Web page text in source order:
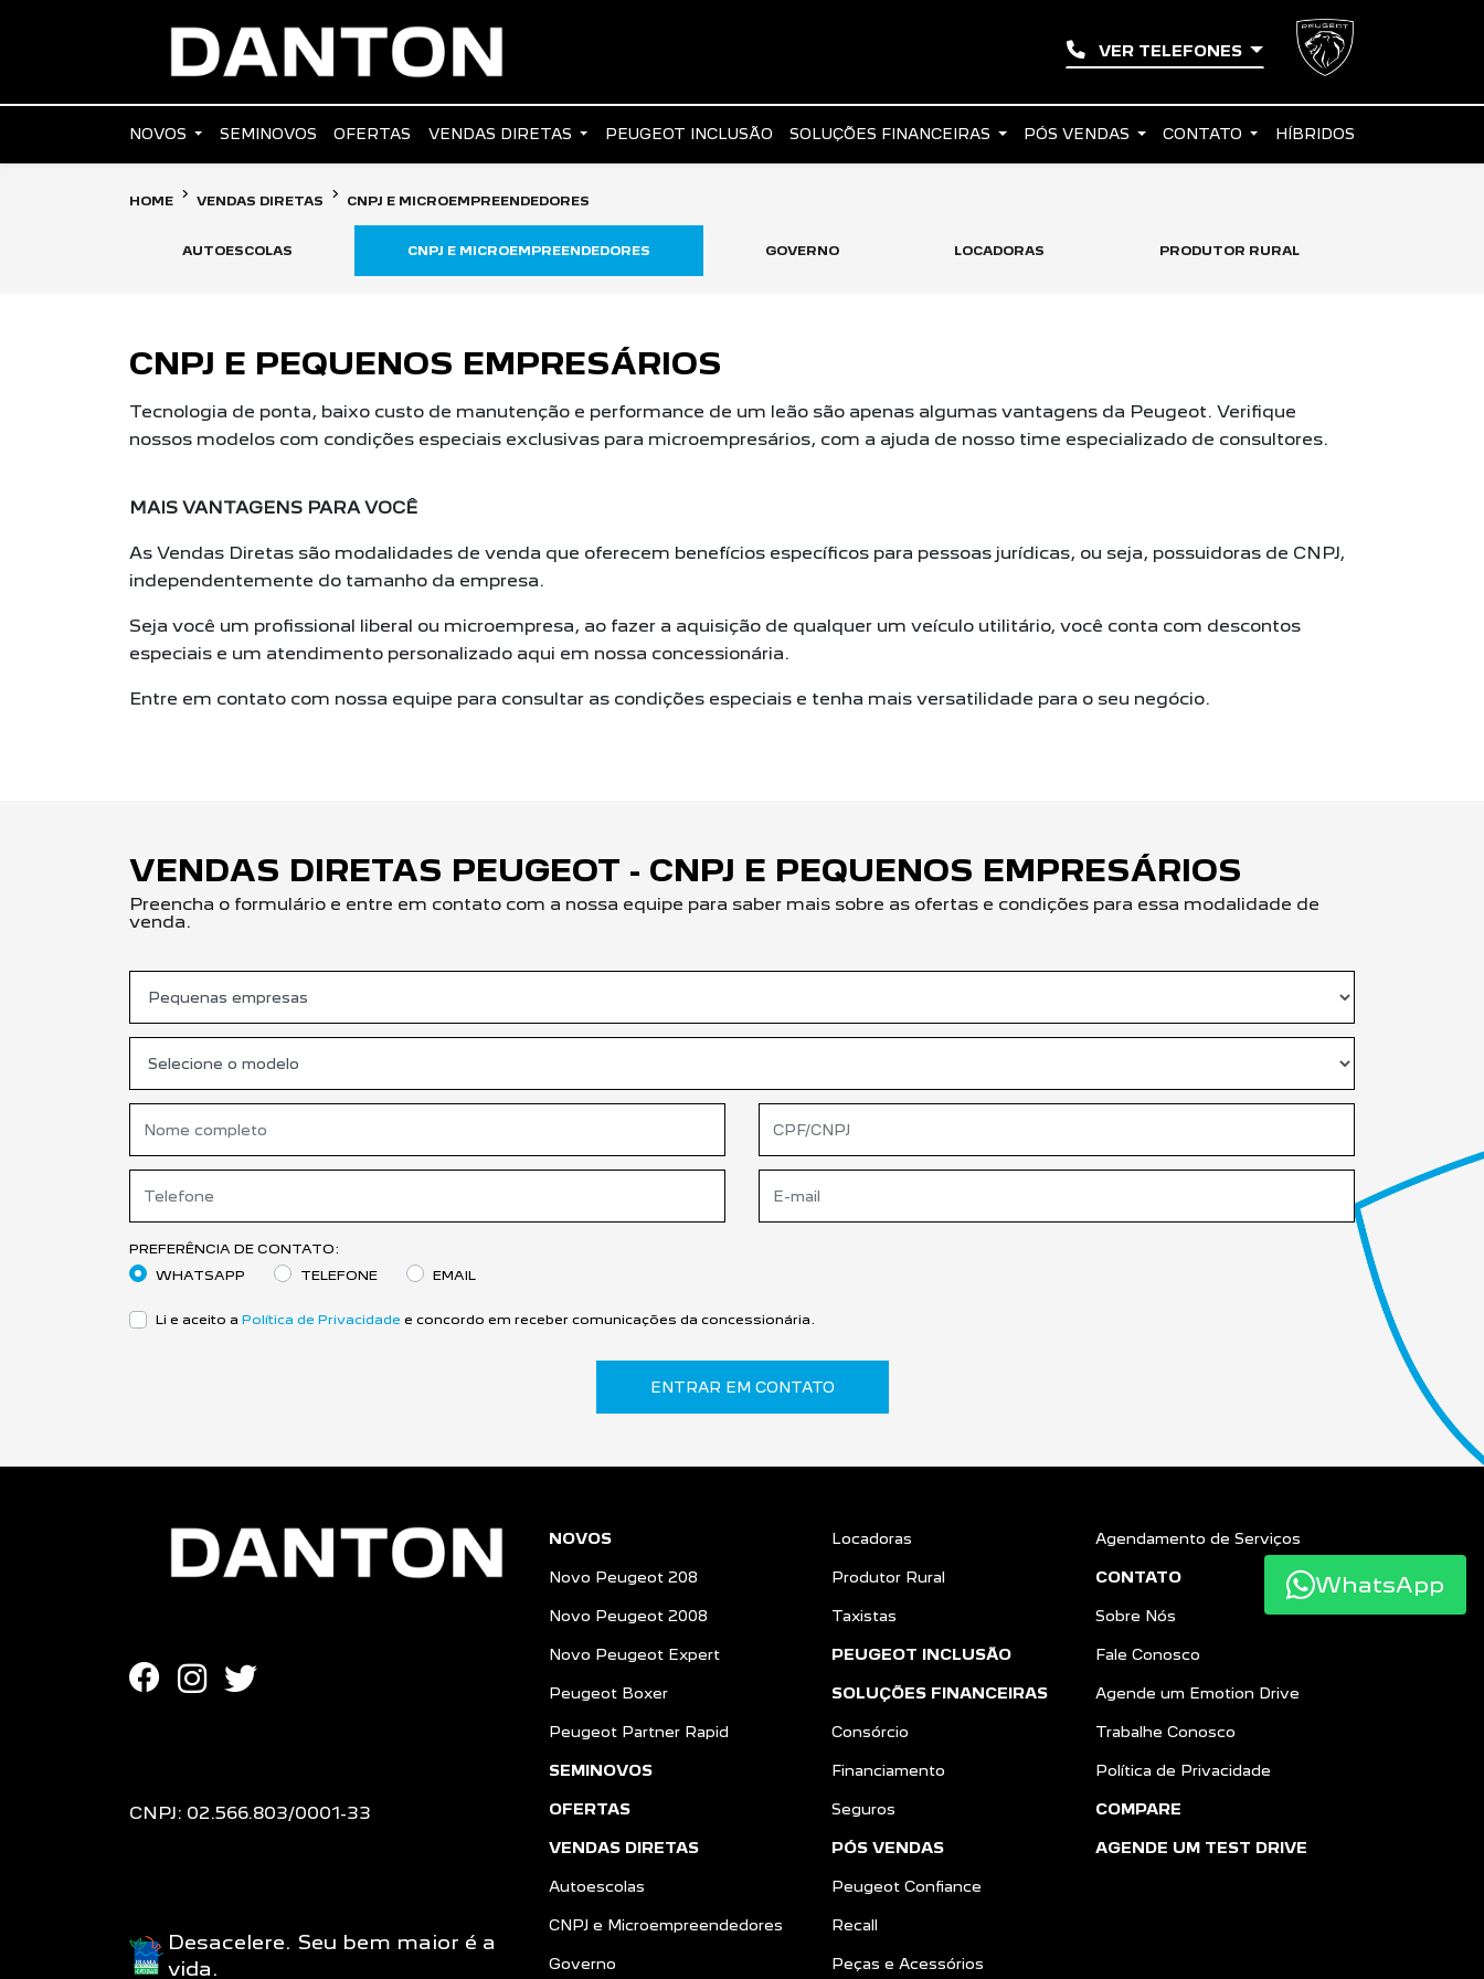
VER TELEFONES
NOVOS SEMINOVOS OFERTAS VENDAS DIRETAS PEUGEOT INCLUSÃO SOLUÇÕES FINANCEIRAS PÓS VENDAS CONTATO HÍBRIDOS
HOME VENDAS DIRETAS CNPJ E MICROEMPREENDEDORES
AUTOESCOLAS CNPJ E MICROEMPREENDEDORES GOVERNO LOCADORAS PRODUTOR RURAL
CNPJ E PEQUENOS EMPRESÁRIOS
Tecnologia de ponta, baixo custo de manutenção e performance de um leão são apenas algumas vantagens da Peugeot. Verifique
nossos modelos com condições especiais exclusivas para microempresários, com a ajuda de nosso time especializado de consultores.
MAIS VANTAGENS PARA VOCÊ
As Vendas Diretas são modalidades de venda que oferecem benefícios específicos para pessoas jurídicas, ou seja, possuidoras de CNPJ,
independentemente do tamanho da empresa.
Seja você um profissional liberal ou microempresa, ao fazer a aquisição de qualquer um veículo utilitário, você conta com descontos
especiais e um atendimento personalizado aqui em nossa concessionária.
Entre em contato com nossa equipe para consultar as condições especiais e tenha mais versatilidade para o seu negócio.
VENDAS DIRETAS PEUGEOT - CNPJ E PEQUENOS EMPRESÁRIOS
Preencha o formulário e entre em contato com a nossa equipe para saber mais sobre as ofertas e condições para essa modalidade de
venda.
PREFERÊNCIA DE CONTATO:
WHATSAPP
TELEFONE EMAIL
Li e aceito a Política de Privacidade e concordo em receber comunicações da concessionária.
ENTRAR EM CONTATO
CNPJ: 02.566.803/0001-33
Desacelere. Seu bem maior é a
vida.
NOVOS
Novo Peugeot 208
Novo Peugeot 2008
Novo Peugeot Expert
Peugeot Boxer
Peugeot Partner Rapid
SEMINOVOS
OFERTAS
VENDAS DIRETAS
Autoescolas
CNPJ e Microempreendedores
Governo
Locadoras
Produtor Rural
Taxistas
PEUGEOT INCLUSÃO
SOLUÇÕES FINANCEIRAS
Consórcio
Financiamento
Seguros
PÓS VENDAS
Peugeot Confiance
Recall
Peças e Acessórios
Agendamento de Serviços
CONTATO
Sobre Nós
Fale Conosco
Agende um Emotion Drive
Trabalhe Conosco
Política de Privacidade
COMPARE
AGENDE UM TEST DRIVE
WhatsApp